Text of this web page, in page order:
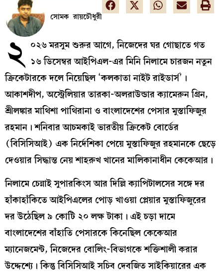
সোমক রায়চৌধুরী
২ ০২৬ মরসুম শুরুর আগে, নিজেদের ঘর গোছাতে গত
১৬ ডিসেম্বর আইপিএল-এর মিনি নিলামে চারজন নতুন
ক্রিকেটারকে দলে নিয়েছিল ‘কলকাতা নাইট রাইডার্স’।
আকাশদীপ, অস্ট্রেলিয়ার তারকা-অলরাউন্ডার ক্যামেরুন গ্রিন,
শ্রীলঙ্কার মাথিশা পাথিরানা ও বাংলাদেশের পেসার মুস্তাফিজুর
রহমান। শনিবার আচমকাই ভারতীয় ক্রিকেট বোর্ডের
(বিসিসিআই) এক নির্দেশিকা পেয়ে মুস্তাফিজুর রহমানকে ছেড়ে
দেওয়ার সিদ্ধান্ত নেয় শাহরুখ খানের মালিকানাধীন কেকেআর।
নিলামে চেন্নাই সুপারকিংস আর দিল্লি ক্যাপিটালসের সঙ্গে দর
হাঁকাহাঁকিতে আইপিএলের পোড় খাওয়া প্লেয়ার মুস্তাফিজুরের
দর উঠেছিল ৯ কোটি ২০ লক্ষ টাকা। এই চড়া দামে
বাংলাদেশের বাঁহাতি পেসারকে কিনেছিল কেকেআর
ম্যানেজমেন্ট, নিজেদের বোলিং-বিভাগকে শক্তিশালী করার
উদ্দেশ্যে। কিন্তু বিসিসিআই সচিব দেবজিত সাইকিয়ারের এক